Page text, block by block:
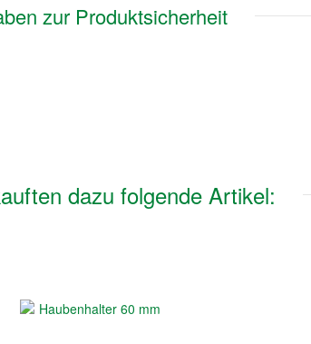
zur Produktsicherheit
dazu folgende Artikel: